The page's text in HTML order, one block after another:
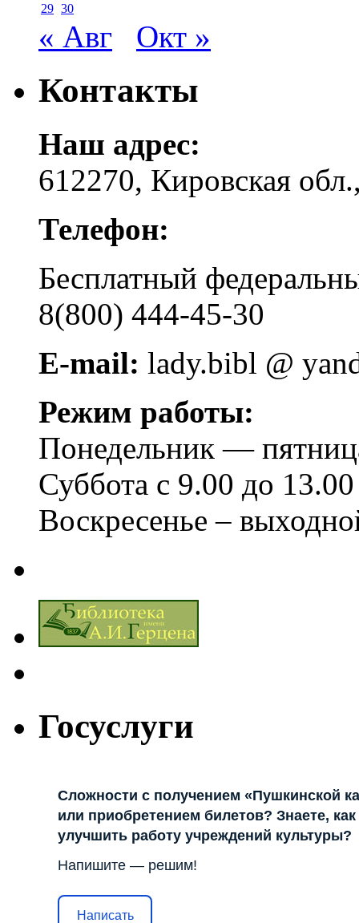
29 30
« Авг Окт »
Контакты
Наш адрес:
612270, Кировская
Телефон:
Бесплатный
8(800) 444-45-30
E-mail: lady.bibl @
Режим работы:
Понедельник —
Суббота с 9.00 до 13.00
Воскресенье –
Госуслуги
Сложности с получением «Пушкинской
или приобретением билетов? Знаете, как
улучшить работу учреждений культуры?
Напишите — решим!
Написать